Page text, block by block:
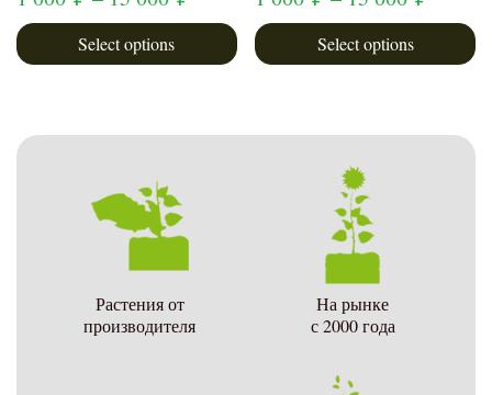
Select options Select options
Растения от
производителя
На рынке
с 2000 года